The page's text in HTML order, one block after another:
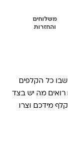
משלוחים
והחזרות
כל הקלפים
מה יש בצד
מידכם וצרו